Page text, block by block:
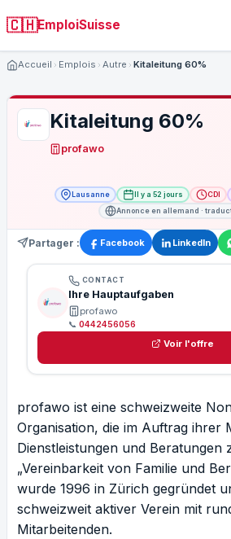
🇨🇭EmploiSuisse
Accueil Emplois Autre Kitaleitung 60%
Kitaleitung 60%
profawo
Lausanne Il y a 52 jours CDI
Annonce en allemand ·
Partager : Facebook LinkedIn
CONTACT
Ihre Hauptaufgaben
profawo
📞 0442456056
Voir l'offre
profawo ist eine schweizweite
Organisation, die im Auftrag ihrer
Dienstleistungen und Beratungen
„Vereinbarkeit von Familie und
wurde 1996 in Zürich gegründet
schweizweit aktiver Verein mit
Mitarbeitenden.